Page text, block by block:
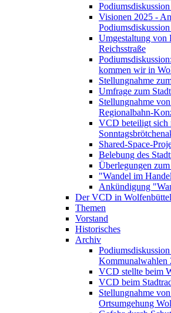
Visionen 2025 -
Umgestaltung von
Reichsstraße
kommen wir in
Stellungnahme
Umfrage zum
Stellungnahme
Regionalbahn-
VCD beteiligt sich
Shared-Space-
Belebung des
Überlegungen
"Wandel im
Ankündigung
Der VCD in Wolfenbüttel
Themen
Vorstand
Historisches
Archiv
Kommunalwahlen
VCD stellte beim
VCD beim
Stellungnahme
Ortsumgehung